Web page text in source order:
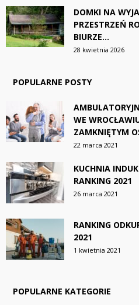
DOMKI NA
PRZESTRZEŃ
BIURZE...
28 kwietnia 2026
POPULARNE POSTY
WE
ZAMKNIĘTYM
22 marca 2021
KUCHNIA
RANKING 2021
26 marca 2021
RANKING
2021
1 kwietnia 2021
POPULARNE KATEGORIE